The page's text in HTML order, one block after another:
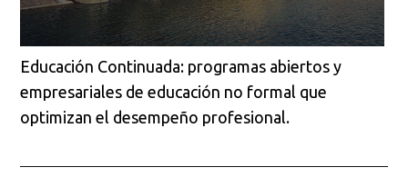
Educación Continuada: programas abiertos y
empresariales de educación no formal que
optimizan el desempeño profesional.